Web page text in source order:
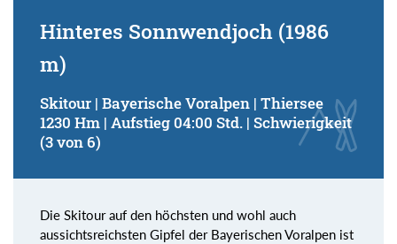
Hinteres Sonnwendjoch (1986
m)
Skitour | Bayerische Voralpen | Thiersee
1230 Hm | Aufstieg 04:00 Std. | Schwierigkeit
(3 von 6)
Die Skitour auf den höchsten und wohl auch
aussichtsreichsten Gipfel der Bayerischen Voralpen ist